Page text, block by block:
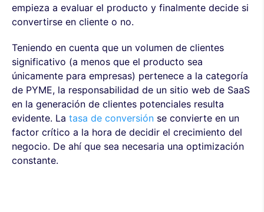
empieza a evaluar el producto y finalmente decide si
convertirse en cliente o no.
Teniendo en cuenta que un volumen de clientes
significativo (a menos que el producto sea
únicamente para empresas) pertenece a la categoría
de PYME, la responsabilidad de un sitio web de SaaS
en la generación de clientes potenciales resulta
evidente. La tasa de conversión se convierte en un
factor crítico a la hora de decidir el crecimiento del
negocio. De ahí que sea necesaria una optimización
constante.